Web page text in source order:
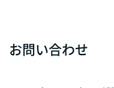
お問い合わせ